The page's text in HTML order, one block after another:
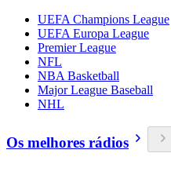
UEFA Champions League
UEFA Europa League
Premier League
NFL
NBA Basketball
Major League Baseball
NHL
Os melhores rádios